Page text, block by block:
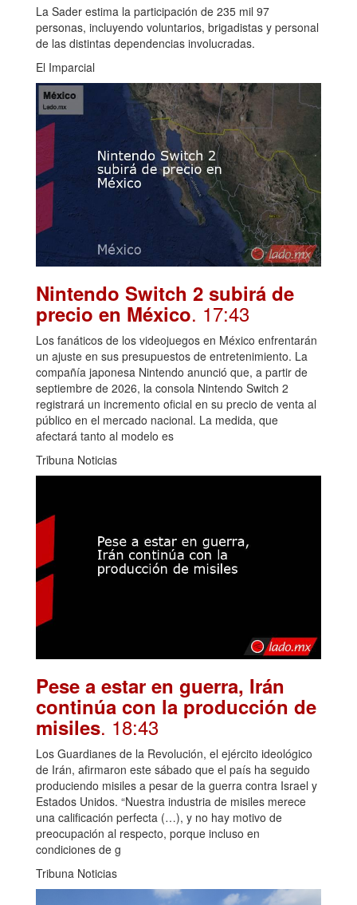
La Sader estima la participación de 235 mil 97
personas, incluyendo voluntarios, brigadistas y personal
de las distintas dependencias involucradas.
El Imparcial
Nintendo Switch 2 subirá de
precio en México. 17:43
Los fanáticos de los videojuegos en México enfrentarán
un ajuste en sus presupuestos de entretenimiento. La
compañía japonesa Nintendo anunció que, a partir de
septiembre de 2026, la consola Nintendo Switch 2
registrará un incremento oficial en su precio de venta al
público en el mercado nacional. La medida, que
afectará tanto al modelo es
Tribuna Noticias
Pese a estar en guerra, Irán
continúa con la producción de
misiles. 18:43
Los Guardianes de la Revolución, el ejército ideológico
de Irán, afirmaron este sábado que el país ha seguido
produciendo misiles a pesar de la guerra contra Israel y
Estados Unidos. “Nuestra industria de misiles merece
una calificación perfecta (…), y no hay motivo de
preocupación al respecto, porque incluso en
condiciones de g
Tribuna Noticias